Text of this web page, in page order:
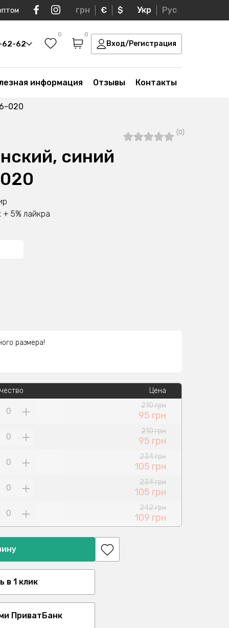
грн € $ Укр Рус
62-62
0 0
Вход/Регистрация
информация Отзывы Контакты
020
(0)
синий
+ 5% лайкра
размера!
Цена
210 грн
95 грн
210 грн
95 грн
234 грн
105 грн
234 грн
105 грн
242 грн
109 грн
в 1 клик
ПриватБанк